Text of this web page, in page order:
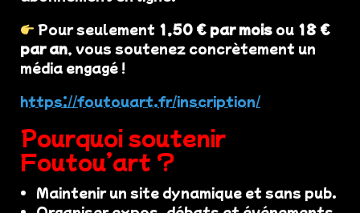
Pour seulement 1,50 € par mois ou 18 €
par an, vous soutenez concrètement un
média engagé !
https://foutouart.fr/inscription/
Pourquoi soutenir
Foutou’art ?
Maintenir un site dynamique et sans pub.